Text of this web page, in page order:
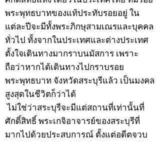
พระพุทธบาทของแท้ประทับรอยอยู่ ใน
แต่ละปีจะมีทั้งพระภิกษุสามเณรและบุคคล
ทั่วไป ทั้งจากในประเทศและต่างประเทศ
ตั้งใจเดินทางมากราบนมัสการ เพราะ
ถือว่าหากได้เดินทางไปกราบรอย
พระพุทธบาท จังหวัดสระบุรีแล้ว เป็นมงคล
สูงสุดในชีวิตก็ว่าได้
ไม่ใช่ว่าสระบุรีจะมีแต่สถานที่เท่านั้นที่
ศักดิ์สิทธิ์ พระเกจิอาจารย์ของสระบุรีที่
มากไปด้วยประสบการณ์ ตั้งแต่อดีตจวบ